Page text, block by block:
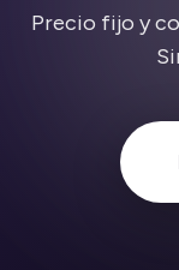
Precio fijo y